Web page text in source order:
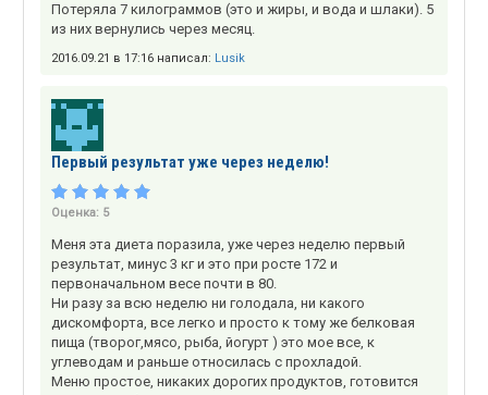
Потеряла 7 килограммов (это и жиры, и вода и шлаки). 5
из них вернулись через месяц.
2016.09.21 в 17:16 написал: Lusik
Первый результат уже через неделю!
Оценка: 5
Меня эта диета поразила, уже через неделю первый
результат, минус 3 кг и это при росте 172 и
первоначальном весе почти в 80.
Ни разу за всю неделю ни голодала, ни какого
дискомфорта, все легко и просто к тому же белковая
пища (творог,мясо, рыба, йогурт ) это мое все, к
углеводам и раньше относилась с прохладой.
Меню простое, никаких дорогих продуктов, готовится